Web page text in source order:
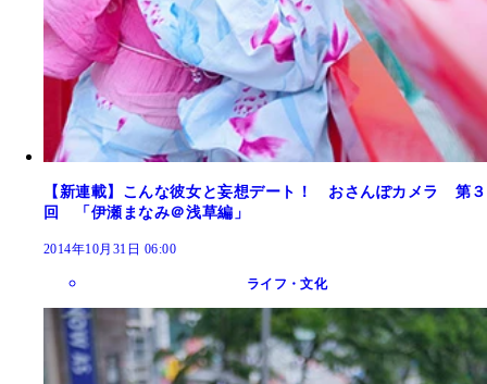
【新連載】こんな彼女と妄想デート！ おさんぽカメラ 第３
回 「伊瀬まなみ＠浅草編」
2014年10月31日 06:00
ライフ・文化